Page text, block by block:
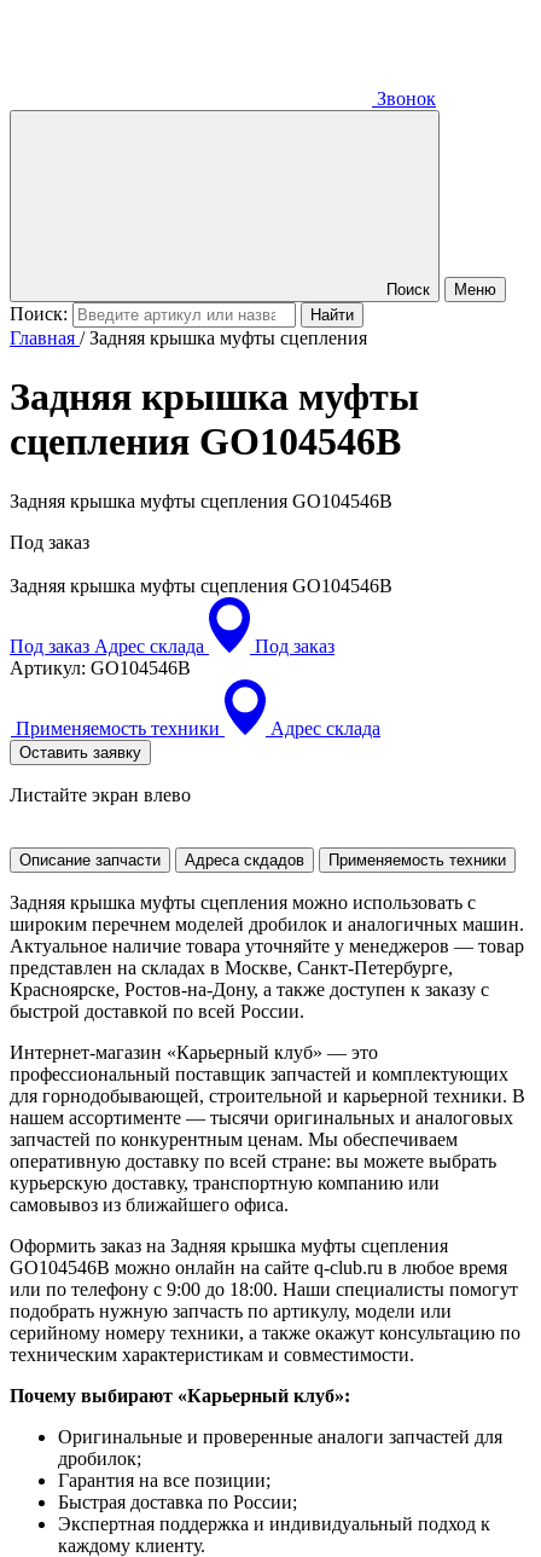
Звонок
Поиск Меню
Поиск:
Главная /Задняя крышка муфты сцепления
Задняя крышка муфты
сцепления GO104546B
Задняя крышка муфты сцепления GO104546B
Под заказ
Задняя крышка муфты сцепления GO104546B
Под заказ Адрес склада
Под заказ
Артикул: GO104546B
Применяемость техники Адрес склада
Оставить заявку
Листайте экран влево
Описание запчасти Адреса скдадов Применяемость техники
Задняя крышка муфты сцепления можно использовать с
широким перечнем моделей дробилок и аналогичных машин.
Актуальное наличие товара уточняйте у менеджеров — товар
представлен на складах в Москве, Санкт-Петербурге,
Красноярске, Ростов-на-Дону, а также доступен к заказу с
быстрой доставкой по всей России.
Интернет-магазин «Карьерный клуб» — это
профессиональный поставщик запчастей и комплектующих
для горнодобывающей, строительной и карьерной техники. В
нашем ассортименте — тысячи оригинальных и аналоговых
запчастей по конкурентным ценам. Мы обеспечиваем
оперативную доставку по всей стране: вы можете выбрать
курьерскую доставку, транспортную компанию или
самовывоз из ближайшего офиса.
Оформить заказ на Задняя крышка муфты сцепления
GO104546B можно онлайн на сайте q-club.ru в любое время
или по телефону с 9:00 до 18:00. Наши специалисты помогут
подобрать нужную запчасть по артикулу, модели или
серийному номеру техники, а также окажут консультацию по
техническим характеристикам и совместимости.
Почему выбирают «Карьерный клуб»:
Оригинальные и проверенные аналоги запчастей для
дробилок;
Гарантия на все позиции;
Быстрая доставка по России;
Экспертная поддержка и индивидуальный подход к
каждому клиенту.